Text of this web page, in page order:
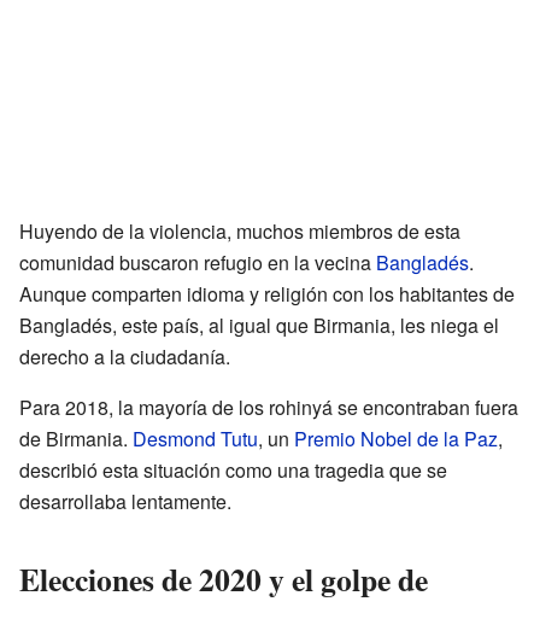
Huyendo de la violencia, muchos miembros de esta
comunidad buscaron refugio en la vecina Bangladés.
Aunque comparten idioma y religión con los habitantes de
Bangladés, este país, al igual que Birmania, les niega el
derecho a la ciudadanía.
Para 2018, la mayoría de los rohinyá se encontraban fuera
de Birmania. Desmond Tutu, un Premio Nobel de la Paz,
describió esta situación como una tragedia que se
desarrollaba lentamente.
Elecciones de 2020 y el golpe de